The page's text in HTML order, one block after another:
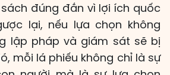
đúng đắn vì lợi ích quốc
lại, nếu lựa chọn không
lập pháp và giám sát sẽ bị
mỗi lá phiếu không chỉ là sự